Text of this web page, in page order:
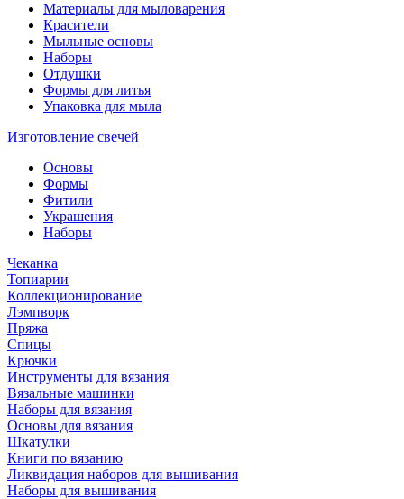
Материалы для мыловарения
Красители
Мыльные основы
Наборы
Отдушки
Формы для литья
Упаковка для мыла
Изготовление свечей
Основы
Формы
Фитили
Украшения
Наборы
Чеканка
Топиарии
Коллекционирование
Лэмпворк
Пряжа
Спицы
Крючки
Инструменты для вязания
Вязальные машинки
Наборы для вязания
Основы для вязания
Шкатулки
Книги по вязанию
Ликвидация наборов для вышивания
Наборы для вышивания